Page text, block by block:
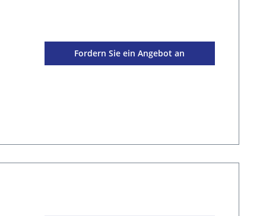
Fordern Sie ein Angebot an